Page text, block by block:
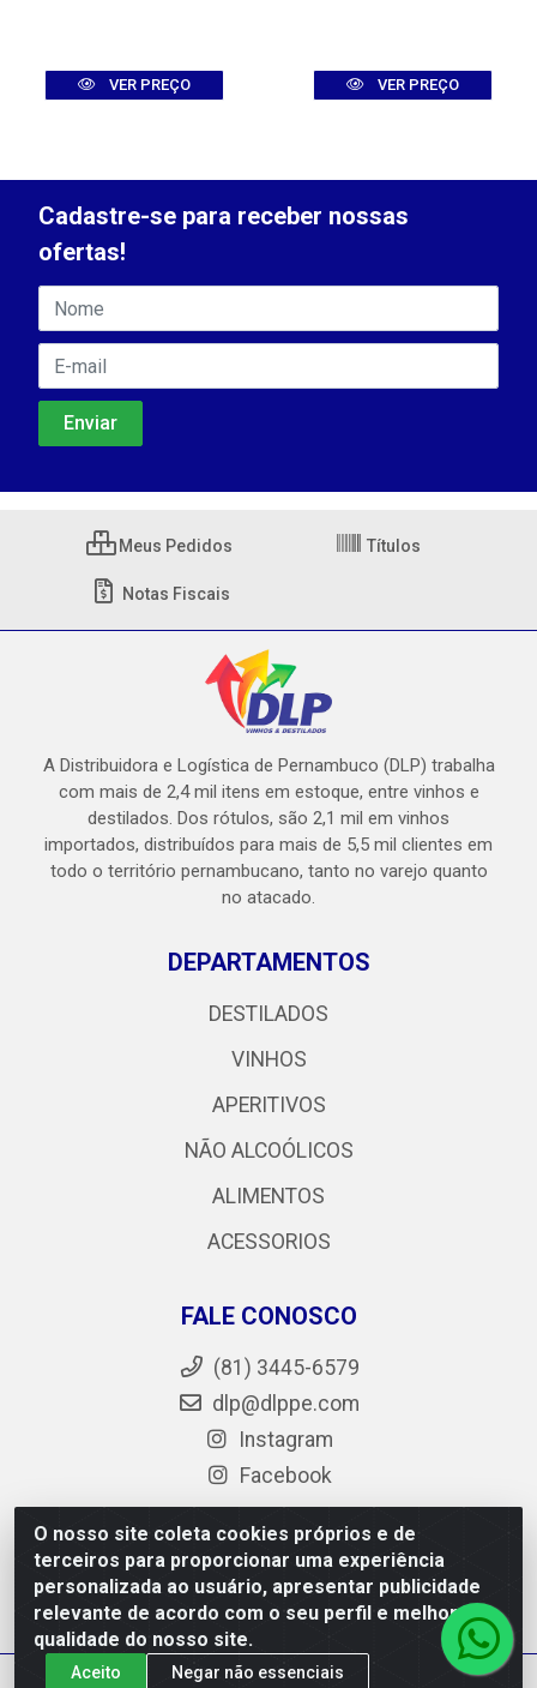
VER PREÇO VER PREÇO
O nosso site coleta cookies próprios e de
terceiros para proporcionar uma experiência
personalizada ao usuário, apresentar publicidade
relevante de acordo com o seu perfil e melhorar a
qualidade do nosso site.
Aceito Negar não essenciais
Cadastre-se para receber nossas
ofertas!
Meus Pedidos Títulos
Notas Fiscais
A Distribuidora e Logística de Pernambuco (DLP) trabalha
com mais de 2,4 mil itens em estoque, entre vinhos e
destilados. Dos rótulos, são 2,1 mil em vinhos
importados, distribuídos para mais de 5,5 mil clientes em
todo o território pernambucano, tanto no varejo quanto
no atacado.
DEPARTAMENTOS
DESTILADOS
VINHOS
APERITIVOS
NÃO ALCOÓLICOS
ALIMENTOS
ACESSORIOS
FALE CONOSCO
(81) 3445-6579
dlp@dlppe.com
Instagram
Facebook
DLP - AV. Engenheiro Abdias de Carvalho, 962 - Bongi -
PE - CEP 50.640-525 - CNPJ 05.429.222/0001-48